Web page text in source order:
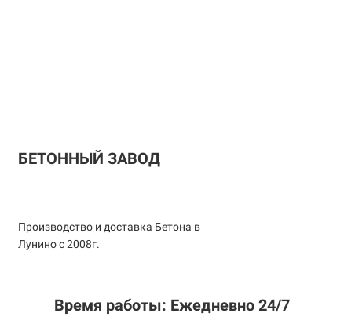
БЕТОННЫЙ ЗАВОД
Производство и доставка Бетона в
Лунино с 2008г.
Время работы: Ежедневно 24/7